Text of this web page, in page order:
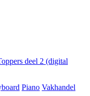
deel 2 (digital
Piano Vakhandel